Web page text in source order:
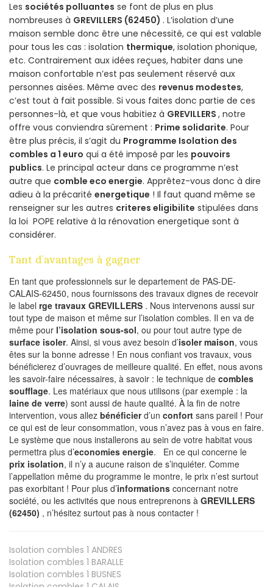
Les sociétés polluantes se font de plus en plus
nombreuses à GREVILLERS (62450) . L’isolation d’une
maison semble donc être une nécessité, ce qui est valable
pour tous les cas : isolation thermique, isolation phonique,
etc. Contrairement aux idées reçues, habiter dans une
maison confortable n’est pas seulement réservé aux
personnes aisées. Même avec des revenus modestes,
c’est tout à fait possible. Si vous faites donc partie de ces
personnes-là, et que vous habitiez à GREVILLERS , notre
offre vous conviendra sûrement : Prime solidarite. Pour
être plus précis, il s’agit du Programme Isolation des
combles a 1 euro qui a été imposé par les pouvoirs
publics. Le principal acteur dans ce programme n’est
autre que comble eco energie. Apprêtez-vous donc à dire
adieu à la précarité energetique ! Il faut quand même se
renseigner sur les autres criteres eligibilite stipulées dans
la loi POPE relative à la rénovation energetique sont à
considérer.
Tant d’avantages à gagner
En tant que professionnels sur le departement de PAS-DE-
CALAIS-62450, nous fournissons des travaux dignes de recevoir
le label rge travaux GREVILLERS . Nous intervenons aussi sur
tout type de maison et même sur l’isolation combles. Il en va de
même pour l’isolation sous-sol, ou pour tout autre type de
surface isoler. Ainsi, si vous avez besoin d’isoler maison, vous
êtes sur la bonne adresse ! En nous confiant vos travaux, vous
bénéficierez d’ouvrages de meilleure qualité. En effet, nous avons
les savoir-faire nécessaires, à savoir : le technique de combles
soufflage. Les matériaux que nous utilisons (par exemple : la
laine de verre) sont aussi de haute qualité. À la fin de notre
intervention, vous allez bénéficierd’un confort sans pareil ! Pour
ce qui est de leur consommation, vous n’avez pas à vous en faire.
Le système que nous installerons au sein de votre habitat vous
permettra plus d’economies energie. En ce qui concerne le
prix isolation, il n’y a aucune raison de s’inquiéter. Comme
l’appellation même du programme le montre, le prix n’est surtout
pas exorbitant ! Pour plus d’informations concernant notre
société, ou les activités que nous entreprenons à GREVILLERS
(62450) , n’hésitez surtout pas à nous contacter !
Isolation combles 1 ANDRES
Isolation combles 1 BARALLE
Isolation combles 1 BUSNES